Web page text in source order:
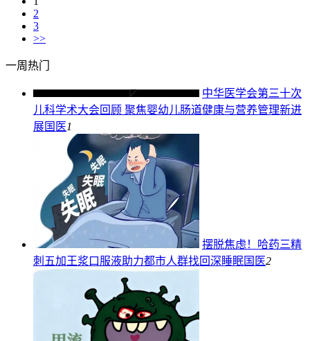
2
3
>>
一周热门
中华医学会第三十次
儿科学术大会回顾 聚焦婴幼儿肠道健康与营养管理新进
展国医1
摆脱焦虑！哈药三精
刺五加王浆口服液助力都市人群找回深睡眠国医2